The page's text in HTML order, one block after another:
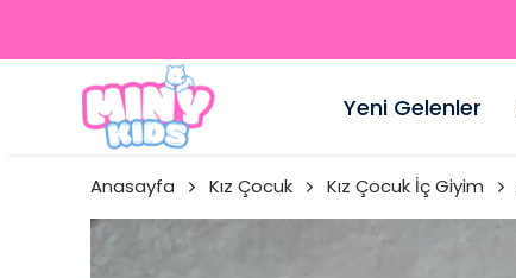
Yeni Gelenler
Anasayfa Kız Çocuk Kız Çocuk İç Giyim